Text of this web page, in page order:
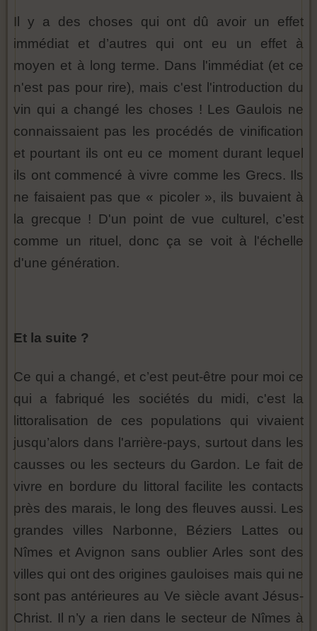
Il y a des choses qui ont dû avoir un effet
immédiat et d’autres qui ont eu un effet à
moyen et à long terme. Dans l'immédiat (et ce
n'est pas pour rire), mais c'est l'introduction du
vin qui a changé les choses ! Les Gaulois ne
connaissaient pas les procédés de vinification
et pourtant ils ont eu ce moment durant lequel
ils ont commencé à vivre comme les Grecs. Ils
ne faisaient pas que « picoler », ils buvaient à
la grecque ! D'un point de vue culturel, c’est
comme un rituel, donc ça se voit à l'échelle
d'une génération.
Et la suite ?
Ce qui a changé, et c’est peut-être pour moi ce
qui a fabriqué les sociétés du midi, c'est la
littoralisation de ces populations qui vivaient
jusqu’alors dans l'arrière-pays, surtout dans les
causses ou les secteurs du Gardon. Le fait de
vivre en bordure du littoral facilite les contacts
près des marais, le long des fleuves aussi. Les
grandes villes Narbonne, Béziers Lattes ou
Nîmes et Avignon sans oublier Arles sont des
villes qui ont des origines gauloises mais qui ne
sont pas antérieures au Ve siècle avant Jésus-
Christ. Il n’y a rien dans le secteur de Nîmes à